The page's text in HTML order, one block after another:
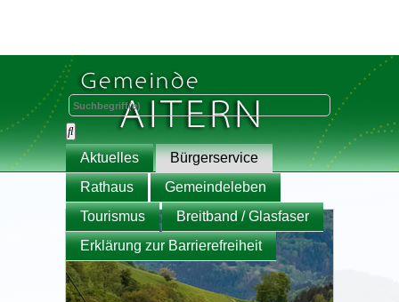
Aktuelles
Bürgerservice
Rathaus
Gemeindeleben
Tourismus
Breitband / Glasfaser
Erklärung zur Barrierefreiheit